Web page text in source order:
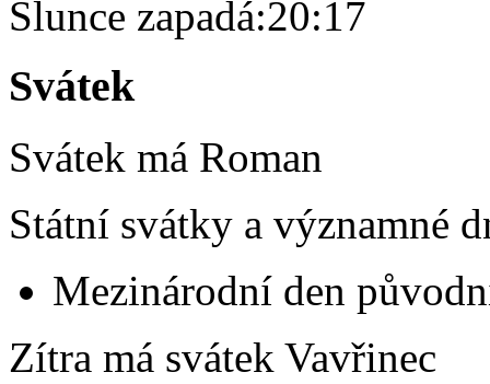
Slunce zapadá:20:17
Svátek
Svátek má Roman
Státní svátky a významné
Mezinárodní den
Zítra má svátek Vavřinec